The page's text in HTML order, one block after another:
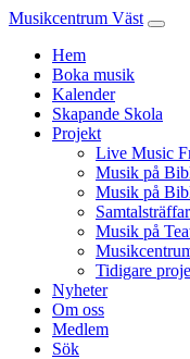
Musikcentrum Väst
Hem
Boka musik
Kalender
Skapande Skola
Projekt
Live Music
Musik på
Musik på
Samtalsträffar
Musik på
Tidigare
Nyheter
Om oss
Medlem
Sök